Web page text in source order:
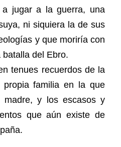
jugar a la guerra, una
ni siquiera la de sus
y que moriría con
del Ebro.
tenues recuerdos de la
familia en la que
madre, y los escasos y
que aún existe de